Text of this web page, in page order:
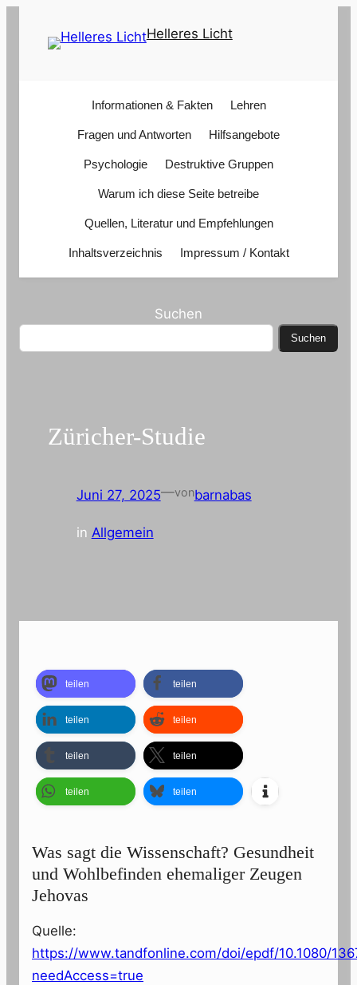
Helleres Licht
Informationen & Fakten Lehren
Fragen und Antworten Hilfsangebote
Psychologie Destruktive Gruppen
Warum ich diese Seite betreibe
Quellen, Literatur und Empfehlungen
Inhaltsverzeichnis Impressum / Kontakt
Suchen
Suchen
Züricher-Studie
Juni 27, 2025—vonbarnabas
in Allgemein
teilen teilen
teilen teilen
teilen teilen
teilen teilen
Was sagt die Wissenschaft? Gesundheit
und Wohlbefinden ehemaliger Zeugen
Jehovas
Quelle:
https://www.tandfonline.com/doi/epdf/10.1080/
needAccess=true